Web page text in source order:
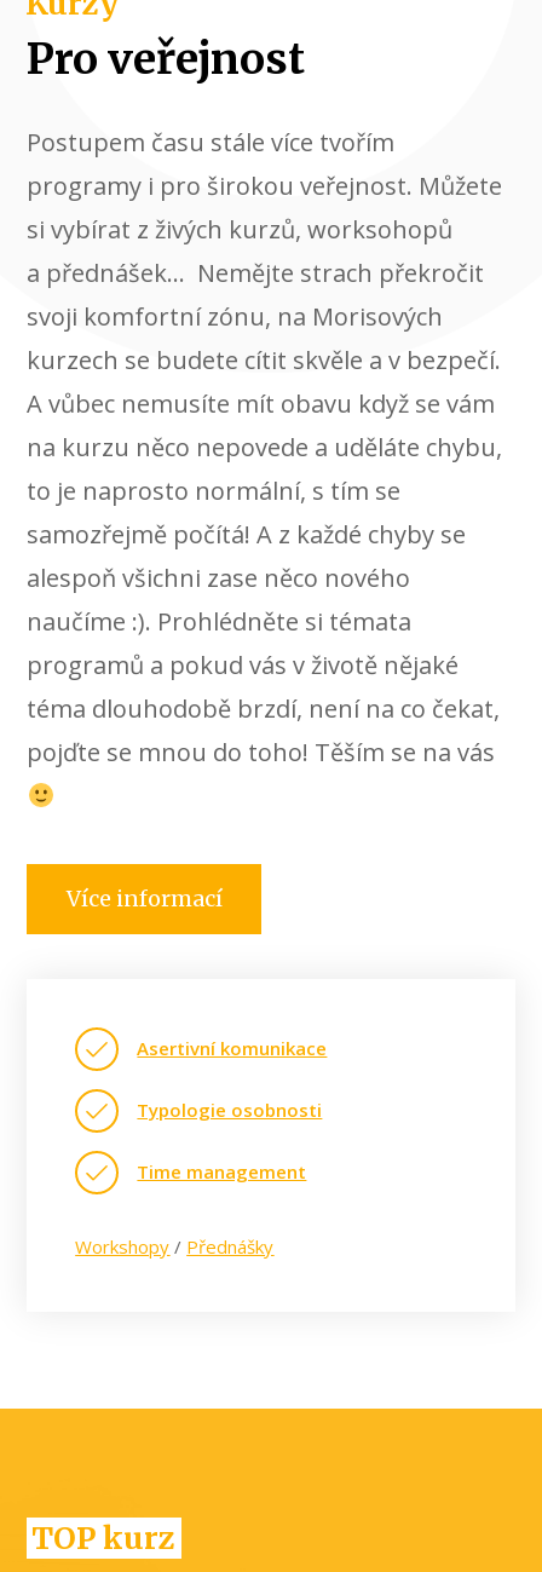
Pro veřejnost
Postupem času stále více tvořím
programy i pro širokou veřejnost. Můžete
si vybírat z živých kurzů, worksohopů
a přednášek... Nemějte strach překročit
svoji komfortní zónu, na Morisových
kurzech se budete cítit skvěle a v bezpečí.
A vůbec nemusíte mít obavu když se vám
na kurzu něco nepovede a uděláte chybu,
to je naprosto normální, s tím se
samozřejmě počítá! A z každé chyby se
alespoň všichni zase něco nového
naučíme :). Prohlédněte si témata
programů a pokud vás v životě nějaké
téma dlouhodobě brzdí, není na co čekat,
pojďte se mnou do toho! Těším se na vás
Více informací
Asertivní komunikace
Typologie osobnosti
Time management
Workshopy / Přednášky
TOP kurz